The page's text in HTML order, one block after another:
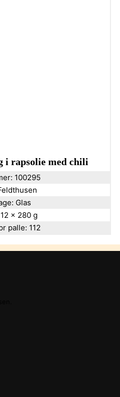
i rapsolie med chili
100295
Glas
12 x 280 g
palle: 112